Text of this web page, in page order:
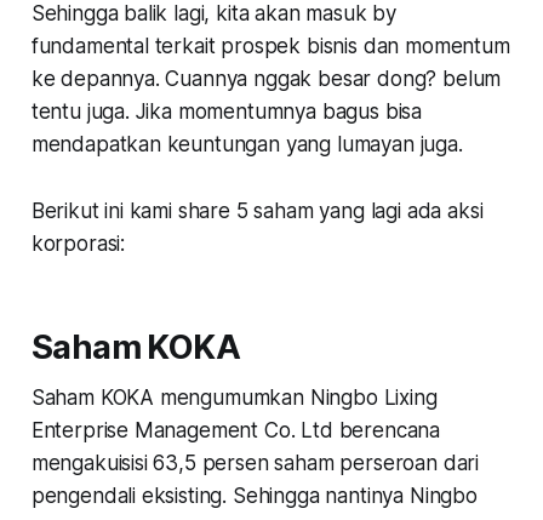
Sehingga balik lagi, kita akan masuk by
fundamental terkait prospek bisnis dan momentum
ke depannya. Cuannya nggak besar dong? belum
tentu juga. Jika momentumnya bagus bisa
mendapatkan keuntungan yang lumayan juga.
Berikut ini kami share 5 saham yang lagi ada aksi
korporasi:
Saham KOKA
Saham KOKA mengumumkan Ningbo Lixing
Enterprise Management Co. Ltd berencana
mengakuisisi 63,5 persen saham perseroan dari
pengendali eksisting. Sehingga nantinya Ningbo